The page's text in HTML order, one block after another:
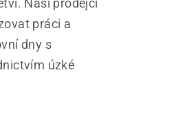
Naši prodejci
práci a
dny s
úzké